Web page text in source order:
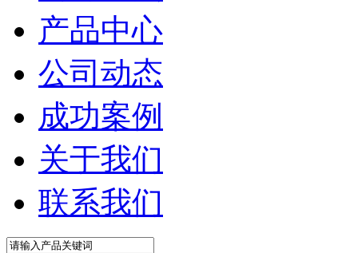
产品中心
公司动态
成功案例
关于我们
联系我们